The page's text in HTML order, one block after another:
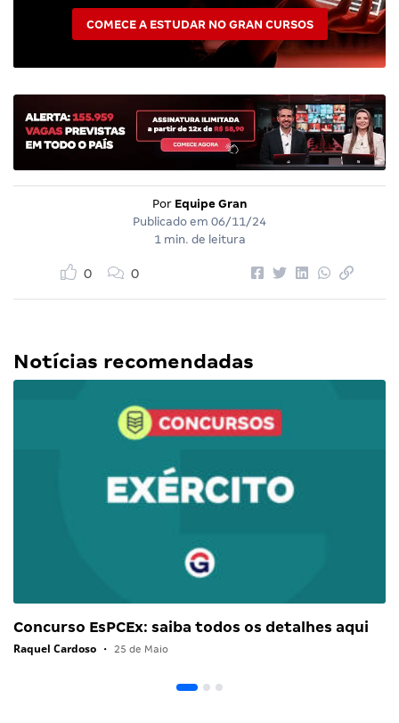
COMECE A ESTUDAR NO GRAN CURSOS
Por Equipe Gran
Publicado em 06/11/24
1 min. de leitura
0 0
Notícias recomendadas
Concurso EsPCEx: saiba todos os detalhes aqui
Raquel Cardoso • 25 de Maio